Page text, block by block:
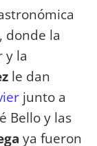
donde la
y la
le dan
junto a
Bello y las
ya fueron